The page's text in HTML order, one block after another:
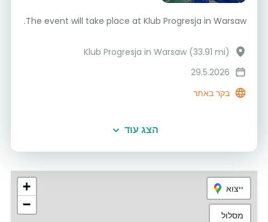
The event will take place at Klub Progresja in Warsaw.
Klub Progresja in Warsaw (33.91 mi)
29.5.2026
בקר באתר
הצג עוד
+
−
ייצוא
מסלול